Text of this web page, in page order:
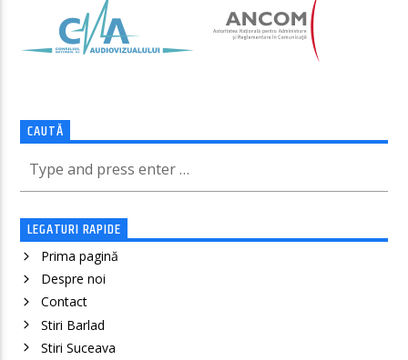
CAUTĂ
LEGATURI RAPIDE
Prima pagină
Despre noi
Contact
Stiri Barlad
Stiri Suceava